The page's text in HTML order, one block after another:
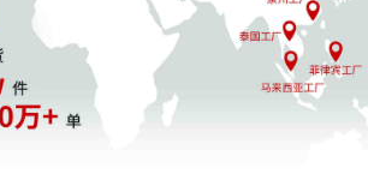
货时间要求是 1个工作日 。您可以在 管
-订单详情里查看每个订单的发货日期，
按时发货即可。